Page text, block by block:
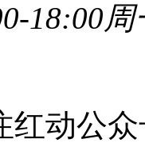
18:00
红动公